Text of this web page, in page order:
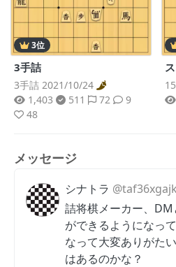
3位
3手詰
3手詰 2021/10/24
1,403
511 72
9
48
メッセージ
シナトラ @taf36xgajk
詰将棋メーカー、
ができるようになっ
なって大変ありがた
はあるのかな？